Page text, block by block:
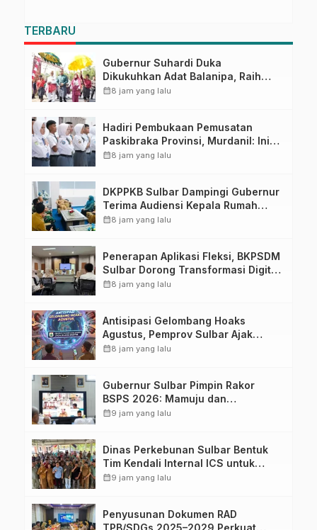
TERBARU
Gubernur Suhardi Duka
Dikukuhkan Adat Balanipa, Raih
Gelar Sulo Tappidena
calendar_month8 jam yang lalu
Hadiri Pembukaan Pemusatan
Paskibraka Provinsi, Murdanil: Ini
Membentuk Karakter Hingga
calendar_month8 jam yang lalu
DKPPKB Sulbar Dampingi Gubernur
Terima Audiensi Kepala Rumah
Sakit TK. III Punggawa Malolo
calendar_month8 jam yang lalu
Penerapan Aplikasi Fleksi, BKPSDM
Sulbar Dorong Transformasi Digital
Sistem Kehadiran ASN
calendar_month8 jam yang lalu
Antisipasi Gelombang Hoaks
Agustus, Pemprov Sulbar Ajak
Warga Jaga Ruang Digital
calendar_month8 jam yang lalu
Gubernur Sulbar Pimpin Rakor
BSPS 2026: Mamuju dan
Pasangkayu Masih Nol Realisasi
calendar_month9 jam yang lalu
Dinas Perkebunan Sulbar Bentuk
Tim Kendali Internal ICS untuk
Dukung Sertifikasi ISPO Pekebun di
calendar_month9 jam yang lalu
Penyusunan Dokumen RAD
TPB/SDGs 2025–2029 Perkuat